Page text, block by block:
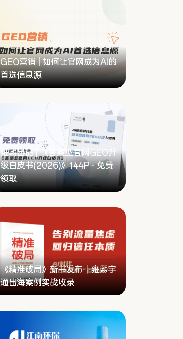
GEO营销 | 如何让官网成为AI的
首选信息源
雍熙出品 | 《答案型官网GEO升
级白皮书(2026)》144P - 免费
领取
《精准破局》新书发布｜雍熙宇
通出海案例实战收录